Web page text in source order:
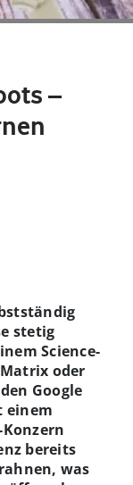
–
stetig
Science-
oder
Google
einem
bereits
was